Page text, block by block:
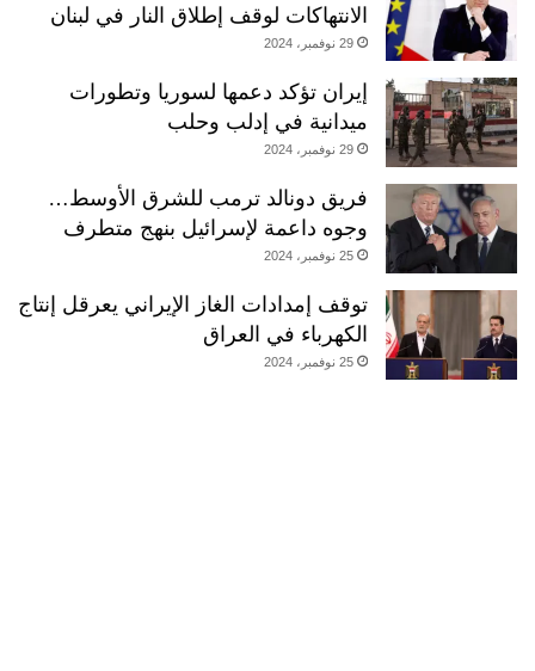
الانتهاكات لوقف إطلاق النار في لبنان
29 نوفمبر، 2024
إيران تؤكد دعمها لسوريا وتطورات
ميدانية في إدلب وحلب
29 نوفمبر، 2024
فريق دونالد ترمب للشرق الأوسط…
وجوه داعمة لإسرائيل بنهج متطرف
25 نوفمبر، 2024
توقف إمدادات الغاز الإيراني يعرقل إنتاج
الكهرباء في العراق
25 نوفمبر، 2024